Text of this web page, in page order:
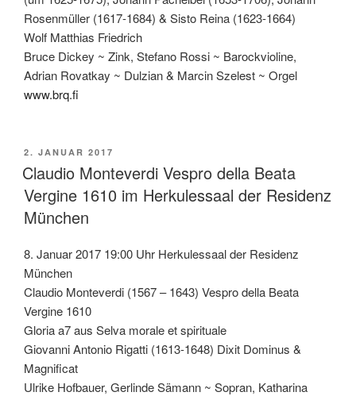
Rosenmüller (1617-1684) & Sisto Reina (1623-1664)
Wolf Matthias Friedrich
Bruce Dickey ~ Zink, Stefano Rossi ~ Barockvioline,
Adrian Rovatkay ~ Dulzian & Marcin Szelest ~ Orgel
www.brq.fi
VERÖFFENTLICHT
AM
2. JANUAR 2017
Claudio Monteverdi Vespro della Beata
Vergine 1610 im Herkulessaal der Residenz
München
8. Januar 2017 19:00 Uhr Herkulessaal der Residenz
München
Claudio Monteverdi (1567 – 1643) Vespro della Beata
Vergine 1610
Gloria a7 aus Selva morale et spirituale
Giovanni Antonio Rigatti (1613-1648) Dixit Dominus &
Magnificat
Ulrike Hofbauer, Gerlinde Sämann ~ Sopran, Katharina